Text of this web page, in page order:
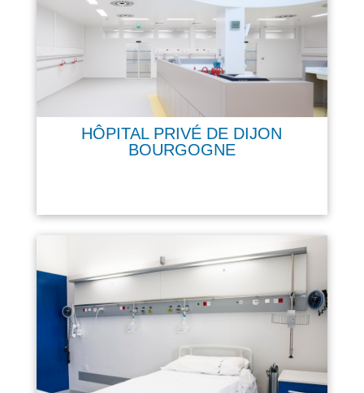
HÔPITAL PRIVÉ DE DIJON
BOURGOGNE